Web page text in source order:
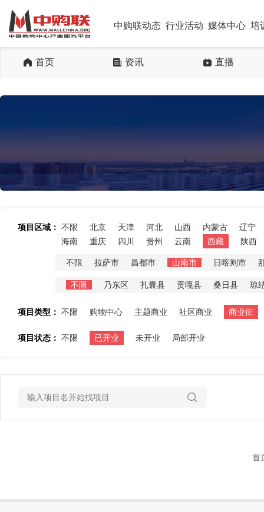
中购联动态 行业活动 媒体中心 培
首页 资讯 直播
项目区域： 不限 北京 天津 河北 山西 内蒙古
辽宁
海南
重庆 四川 贵州 云南 西藏 陕西
不限 拉萨市 昌都市 山南市 日喀则市
不限 乃东区 扎囊县 贡嘎县 桑日县 琼
项目类型： 不限 购物中心 主题商业 社区商业 商业街
项目状态： 不限 已开业 未开业 局部开业
首